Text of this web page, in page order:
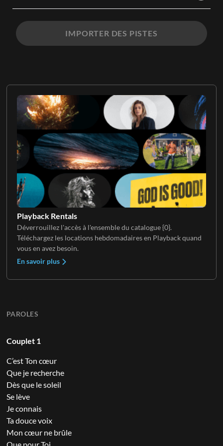
Playback Rentals
Déverrouillez l'accès à l'ensemble du catalogue {0}.
Téléchargez les locations hebdomadaires en Playback quand
vous en avez besoin.
En savoir plus
PAROLES
Couplet 1
C’est Ton cœur
Que je recherche
Dès que le soleil
Se lève
Je connais
Ta douce voix
Mon cœur ne brûle
IMPORTER DES PISTES